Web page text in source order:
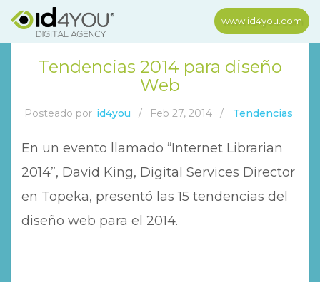
www.id4you.com
Tendencias 2014 para diseño
Web
Posteado por id4you / Feb 27, 2014 / Tendencias
En un evento llamado “Internet Librarian
2014”, David King, Digital Services Director
en Topeka, presentó las 15 tendencias del
diseño web para el 2014.